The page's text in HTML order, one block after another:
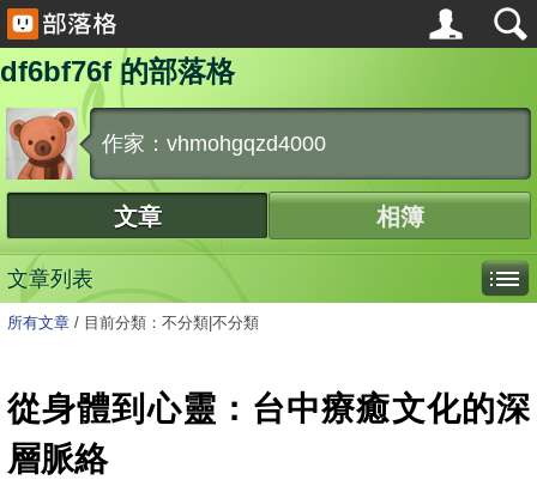
df6bf76f 的部落格
作家：vhmohgqzd4000
文章 相簿
文章列表
所有文章 / 目前分類：不分類|不分類
從身體到心靈：台中療癒文化的深
層脈絡